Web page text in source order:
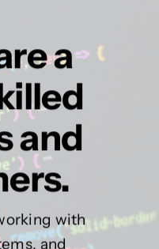
a
and
with
and